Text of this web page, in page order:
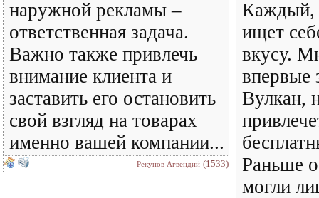
наружной рекламы –
ответственная задача.
Важно также привлечь
внимание клиента и
заставить его остановить
свой взгляд на товарах
именно вашей компании...
Рекунов Агвендий (1533)
Каждый,
ищет
вкусу.
впервые
Вулкан,
Раньше
могли